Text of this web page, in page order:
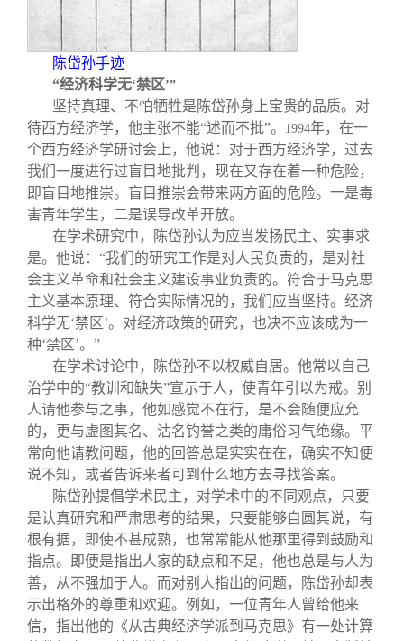
陈岱孙手迹
“经济科学无‘禁区’”
坚持真理、不怕牺牲是陈岱孙身上宝贵的品质。对
待西方经济学，他主张不能“述而不批”。
1994年，在一
个西方经济学研讨会上，他说：对于西方经济学，过去
我们一度进行过盲目地批判，现在又存在着一种危险，
即盲目地推崇。盲目推崇会带来两方面的危险。一是毒
害青年学生，二是误导改革开放。
在学术研究中，陈岱孙认为应当发扬民主、实事求
是。他说：“我们的研究工作是对人民负责的，是对社
会主义革命和社会主义建设事业负责的。符合于马克思
主义基本原理、符合实际情况的，我们应当坚持。经济
科学无‘禁区’。对经济政策的研究，也决不应该成为一
种‘禁区’。”
在学术讨论中，陈岱孙不以权威自居。他常以自己
治学中的“教训和缺失”宣示于人，使青年引以为戒。别
人请他参与之事，他如感觉不在行，是不会随便应允
的，更与虚图其名、沽名钓誉之类的庸俗习气绝缘。平
常向他请教问题，他的回答总是实实在在，确实不知便
说不知，或者告诉来者可到什么地方去寻找答案。
陈岱孙提倡学术民主，对学术中的不同观点，只要
是认真研究和严肃思考的结果，只要能够自圆其说，有
根有据，即使不甚成熟，也常常能从他那里得到鼓励和
指点。即便是指出人家的缺点和不足，他也总是与人为
善，从不强加于人。而对别人指出的问题，陈岱孙却表
示出格外的尊重和欢迎。例如，一位青年人曾给他来
信，指出他的《从古典经济学派到马克思》有一处计算